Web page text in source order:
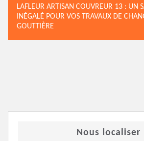
LAFLEUR ARTISAN COUVREUR 13 : UN
INÉGALÉ POUR VOS TRAVAUX DE
GOUTTIÈRE
Nous localiser